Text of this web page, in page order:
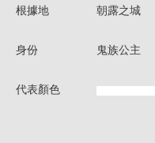
根據地 朝露之城
身份 鬼族公主
代表顏色